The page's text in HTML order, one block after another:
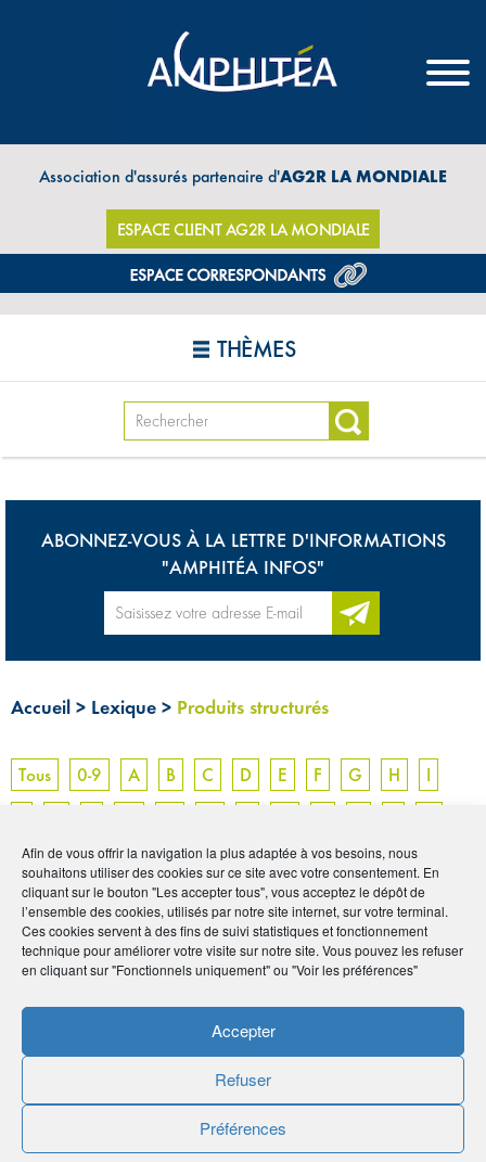
Afin de vous offrir la navigation la plus adaptée à vos besoins, nous
souhaitons utiliser des cookies sur ce site avec votre consentement. En
cliquant sur le bouton "Les accepter tous", vous acceptez le dépôt de
l’ensemble des cookies, utilisés par notre site internet, sur votre terminal.
Ces cookies servent à des fins de suivi statistiques et fonctionnement
technique pour améliorer votre visite sur notre site. Vous pouvez les refuser
en cliquant sur "Fonctionnels uniquement" ou "Voir les préférences"
Accepter
Refuser
Préférences
Association d'assurés partenaire d'AG2R LA MONDIALE
ESPACE CLIENT AG2R LA MONDIALE
THÈMES
ABONNEZ-VOUS À LA LETTRE D'INFORMATIONS
"AMPHITÉA INFOS"
Accueil > Lexique > Produits structurés
Tous 0-9 A B C D E F G H
I
V
W X Y Z
PRODUITS
STRUCTURÉS
Ces produits d’épargne complexes sont susceptibles d’offrir
des rendements élevés, mais sont aussi généralement assortis
de conditions liées à la tenue du marché qui les rendent
risqués.